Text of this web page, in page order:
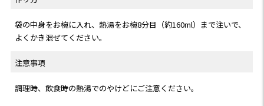
袋の中身をお椀に入れ、熱湯をお椀8分目（約160ml）まで注いで、
よくかき混ぜてください。
注意事項
調理時、飲食時の熱湯でのやけどにご注意ください。